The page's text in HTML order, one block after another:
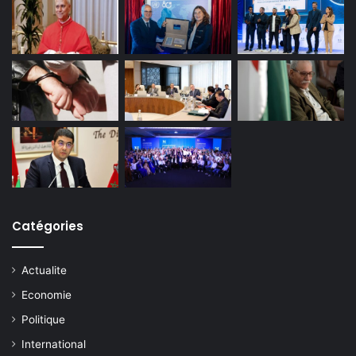
Catégories
Actualite
Economie
Politique
International